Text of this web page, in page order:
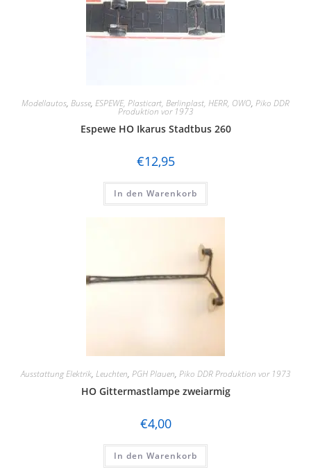
Modellautos, Busse, ESPEWE, Plasticart, Berlinplast, HERR, OWO, Piko DDR
Produktion vor 1973
Espewe HO Ikarus Stadtbus 260
€12,95
In den Warenkorb
Ausstattung Elektrik, Leuchten, PGH Plauen, Piko DDR Produktion vor 1973
HO Gittermastlampe zweiarmig
€4,00
In den Warenkorb